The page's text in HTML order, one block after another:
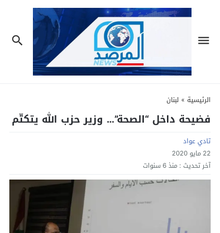
الرئيسية » لبنان
فضيحة داخل “الصحة”… وزير حزب الله يتكتّم
تادي عواد
22 مايو 2020
آخر تحديث : منذ 6 سنوات